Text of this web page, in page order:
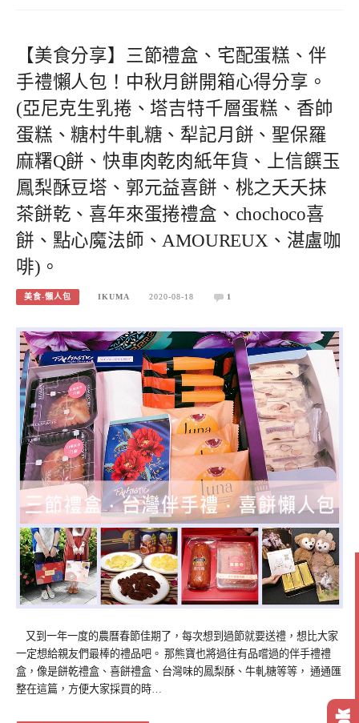
【美食分享】三節禮盒、宅配蛋糕、伴
手禮懶人包！中秋月餅開箱心得分享。
(亞尼克生乳捲、塔吉特千層蛋糕、香帥
蛋糕、糖村牛軋糖、犁記月餅、聖保羅
麻糬Q餅、快車肉乾肉紙年貨、上信饌玉
鳳梨酥豆塔、郭元益喜餅、桃之夭夭抹
茶餅乾、喜年來蛋捲禮盒、chochoco喜
餅、點心魔法師、AMOUREUX、湛盧咖
啡)。
美食-懶人包 IKUMA 2020-08-18 1
又到一年一度的農曆春節佳期了，每次想到過節就要送禮，想比大家
一定想給親友們最棒的禮品吧。 那熊寶也將過往有品嚐過的伴手禮禮
盒，像是餅乾禮盒、喜餅禮盒、台灣味的鳳梨酥、牛軋糖等等， 通通匯
整在這篇，方便大家採買的時…